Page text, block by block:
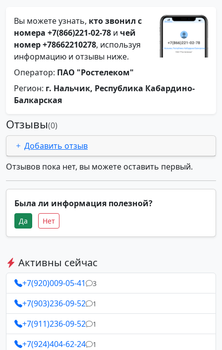
Вы можете узнать, кто звонил с
номера +7(866)221-02-78 и чей
номер +78662210278, используя
информацию и отзывы ниже.
Оператор: ПАО "Ростелеком"
Регион: г. Нальчик, Республика Кабардино-
Балкарская
Отзывы(0)
Добавить отзыв
Отзывов пока нет, вы можете оставить первый.
Была ли информация полезной?
Да Нет
Активны сейчас
+7(920)009-05-41 3
+7(903)236-09-52 1
+7(911)236-09-52 1
+7(924)404-62-24 1